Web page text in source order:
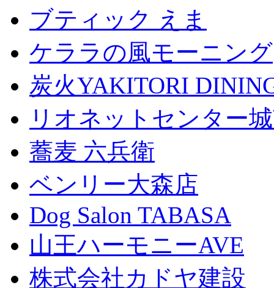
ブティック えま
ケララの風モーニング
炭火YAKITORI
リオネットセンター
蕎麦 六兵衛
ベンリー大森店
Dog Salon TABASA
山王ハーモニーAVE
株式会社カドヤ建設